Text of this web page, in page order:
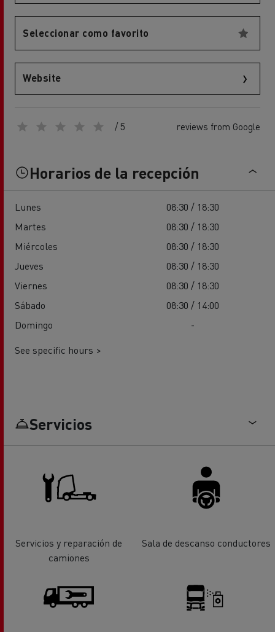
Seleccionar como favorito
Website
/ 5 reviews from Google
Horarios de la recepción
Lunes
08:30 / 18:30
Martes
08:30 / 18:30
Miércoles
08:30 / 18:30
Jueves
08:30 / 18:30
Viernes
08:30 / 18:30
Sábado
08:30 / 14:00
Domingo
-
See specific hours >
Servicios
Servicios y reparación de
camiones
Sala de descanso conductores